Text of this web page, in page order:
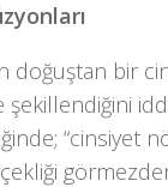
doğuştan bir
“cinsiyet